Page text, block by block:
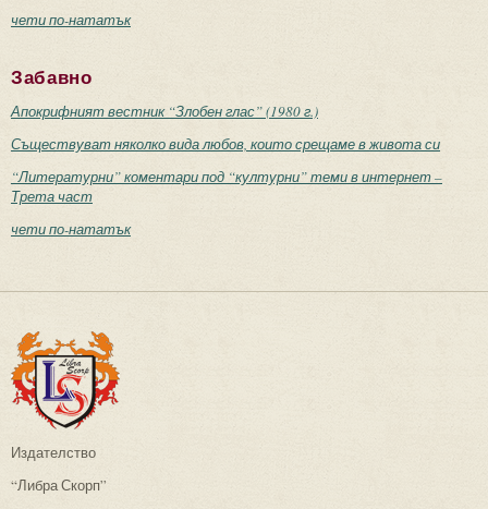
чети по-нататък
Забавно
Апокрифният вестник “Злобен глас” (1980 г.)
Съществуват няколко вида любов, които срещаме в живота си
“Литературни” коментари под “културни” теми в интернет –
Трета част
чети по-нататък
Издателство
“Либра Скорп”